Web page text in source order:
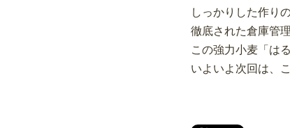
しっかりした作り
徹底された倉庫管
この強力小麦「は
いよいよ次回は、